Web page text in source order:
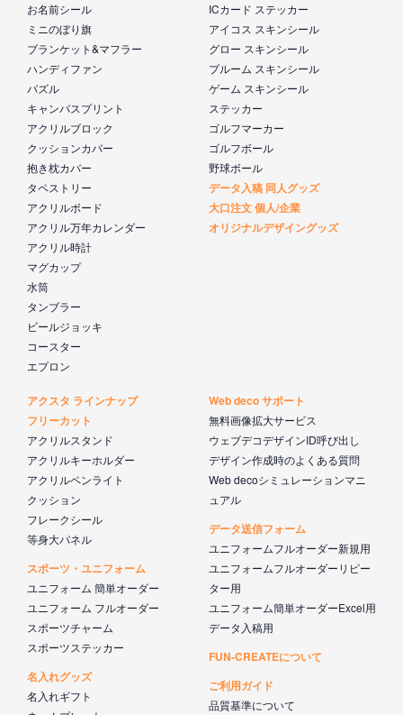
お名前シール
ミニのぼり旗
ブランケット&マフラー
ハンディファン
パズル
キャンバスプリント
アクリルブロック
クッションカバー
抱き枕カバー
タペストリー
アクリルボード
アクリル万年カレンダー
アクリル時計
マグカップ
水筒
タンブラー
ビールジョッキ
コースター
エプロン
ICカード ステッカー
アイコス スキンシール
グロー スキンシール
プルーム スキンシール
ゲーム スキンシール
ステッカー
ゴルフマーカー
ゴルフボール
野球ボール
データ入稿 同人グッズ
大口注文 個人/企業
オリジナルデザイングッズ
アクスタ ラインナップ
フリーカット
アクリルスタンド
アクリルキーホルダー
アクリルペンライト
クッション
フレークシール
等身大パネル
スポーツ・ユニフォーム
ユニフォーム 簡単オーダー
ユニフォーム フルオーダー
スポーツチャーム
スポーツステッカー
名入れグッズ
名入れギフト
Web deco サポート
無料画像拡大サービス
ウェブデコデザインID呼び出し
デザイン作成時のよくある質問
Web decoシミュレーションマニ
ュアル
データ送信フォーム
ユニフォームフルオーダー新規用
ユニフォームフルオーダーリピー
ター用
ユニフォーム簡単オーダーExcel用
データ入稿用
FUN-CREATEについて
ご利用ガイド
品質基準について